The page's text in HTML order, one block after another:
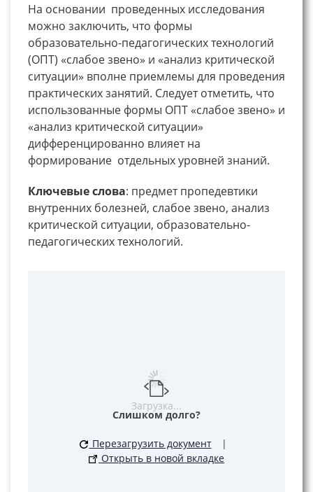
На основании проведенных исследования
можно заключить, что формы
образовательно-педагогических технологий
(ОПТ) «слабое звено» и «анализ критической
ситуации» вполне приемлемы для проведения
практических занятий. Следует отметить, что
использованные формы ОПТ «слабое звено» и
«анализ критической ситуации»
дифференцированно влияет на
формирование отдельных уровней знаний.
Ключевые слова: предмет пропедевтики
внутренних болезней, слабое звено, анализ
критической ситуации, образовательно-
педагогических технологий.
Загрузка...
Слишком долго?
Перезагрузить документ
|
Открыть в новой вкладке